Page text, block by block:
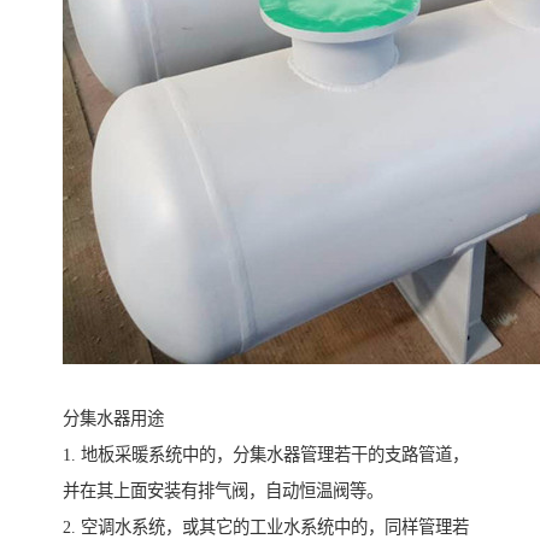
分集水器用途
1. 地板采暖系统中的，分集水器管理若干的支路管道，
并在其上面安装有排气阀，自动恒温阀等。
2. 空调水系统，或其它的工业水系统中的，同样管理若